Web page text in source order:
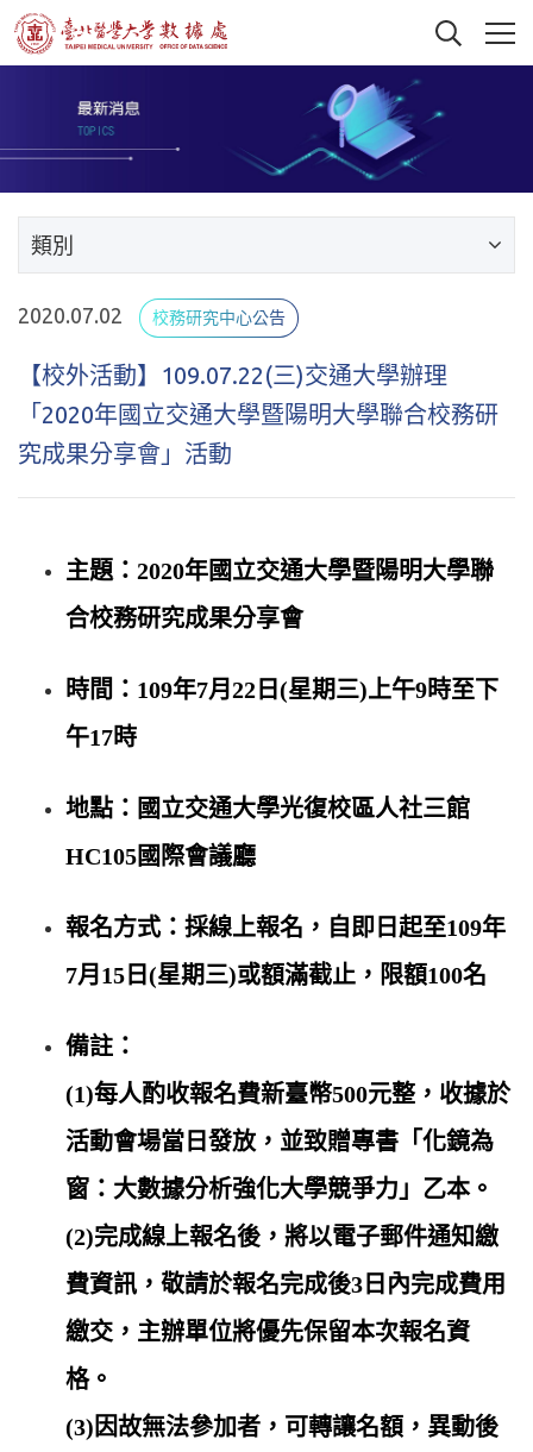
類別
2020.07.02 校務研究中心公告
【校外活動】109.07.22(三)交通大學辦理
「2020年國立交通大學暨陽明大學聯合校務研
究成果分享會」活動
主題：2020年國立交通大學暨陽明大學聯
合校務研究成果分享會
時間：109年7月22日(星期三)上午9時至下
午17時
地點：國立交通大學光復校區人社三館
HC105國際會議廳
報名方式：採線上報名 ，自即日起至109年
7月15日(星期三)或額滿截止，限額100名
​備註：
(1)每人酌收報名費新臺幣500元整，收據於
活動會場當日發放，並致贈專書「化鏡為
窗：大數據分析強化大學競爭力」乙本。
(2)完成線上報名後，將以電子郵件通知繳
費資訊，敬請於報名完成後3日內完成費用
繳交，主辦單位將優先保留本次報名資
格。
(3)因故無法參加者，可轉讓名額，異動後